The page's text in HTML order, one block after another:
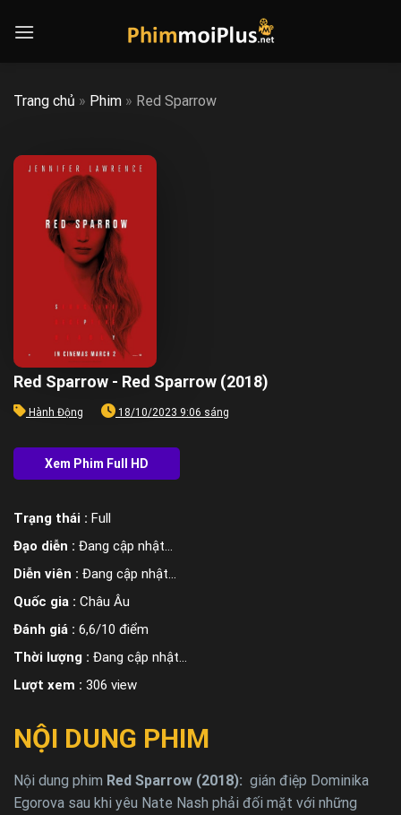
Trang chủ » Phim » Red Sparrow
Red Sparrow - Red Sparrow (2018)
Hành Động 18/10/2023 9:06 sáng
Trạng thái : Full
Đạo diễn : Đang cập nhật…
Diễn viên : Đang cập nhật…
Quốc gia : Châu Âu
Đánh giá : 6,6/10 điểm
Thời lượng : Đang cập nhật…
Lượt xem : 306 view
NỘI DUNG PHIM
Nội dung phim Red Sparrow (2018): gián điệp Dominika
Egorova sau khi yêu Nate Nash phải đối mặt với những